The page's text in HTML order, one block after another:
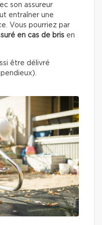
son assureur
entraîner une
Vous pourriez par
en cas de bris en
être délivré